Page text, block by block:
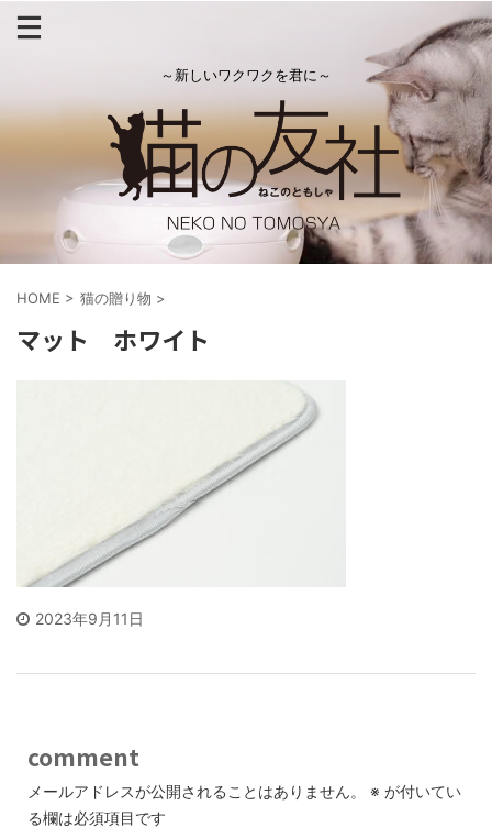
～新しいワクワクを君に～
HOME > 猫の贈り物 >
マット ホワイト
2023年9月11日
comment
メールアドレスが公開されることはありません。 ※ が付いてい
る欄は必須項目です